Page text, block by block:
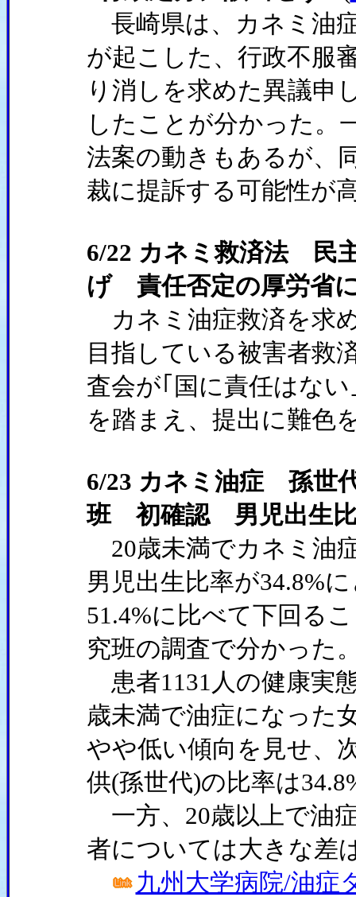
長崎県は、カネミ油
が起こした、行政不服
り消しを求めた異議申
したことが分かった。
法案の動きもあるが、
裁に提訴する可能性が
6/22 カネミ救済法 民
げ 責任否定の厚労省
カネミ油症救済を求
目指している被害者救
査会が｢国に責任はな
を踏まえ、提出に難色
6/23 カネミ油症 孫世
班 初確認 男児出生
20歳未満でカネミ油
男児出生比率が34.8%
51.4%に比べて下回る
究班の調査で分かった
患者1131人の健康実
歳未満で油症になった
やや低い傾向を見せ、
供(孫世代)の比率は
一方、20歳以上で油
者については大きな差
九州大学病院/油症